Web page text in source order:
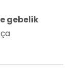
gebelik